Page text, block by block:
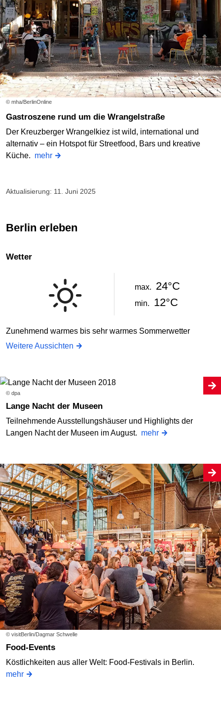
© mha/BerlinOnline
Gastroszene rund um die Wrangelstraße
Der Kreuzberger Wrangelkiez ist wild, international und
alternativ – ein Hotspot für Streetfood, Bars und kreative
Küche. mehr
Aktualisierung: 11. Juni 2025
Berlin erleben
Wetter
max. 24°C
min. 12°C
Zunehmend warmes bis sehr warmes Sommerwetter
Weitere Aussichten
© dpa
Lange Nacht der Museen
Teilnehmende Ausstellungshäuser und Highlights der
Langen Nacht der Museen im August. mehr
© visitBerlin/Dagmar Schwelle
Food-Events
Köstlichkeiten aus aller Welt: Food-Festivals in Berlin.
mehr